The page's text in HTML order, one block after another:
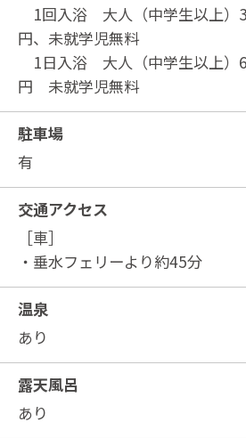
1回入浴 大人（中学生以上）
円、未就学児無料
1日入浴 大人（中学生以上
円 未就学児無料
駐車場
有
交通アクセス
［車］
・垂水フェリーより約45分
温泉
あり
露天風呂
あり